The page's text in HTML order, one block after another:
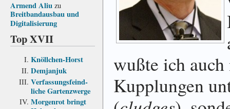
Armend Aliu zu
Breitbandausbau und
Digitalisierung
Top XVII
Knöllchen-Horst
Demjanjuk
Verfassungs­feind­
liche Garten­zwerge
Morgenrot bringt
wußte ich
Kupplungen